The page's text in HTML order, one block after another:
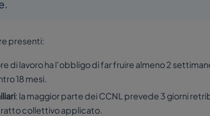
presenti:
di lavoro ha l'obbligo di far fruire almeno 2
18 mesi.
: la maggior parte dei CCNL prevede 3 giorni
collettivo applicato.